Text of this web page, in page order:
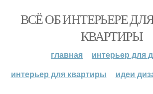
ВСЁ ОБ ИНТЕРЬЕРЕ
КВАРТИРЫ
главная
интерьер для
интерьер для квартиры
идеи